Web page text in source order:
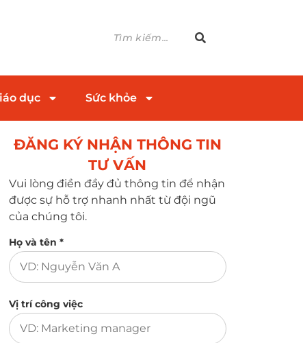
dục Sức khỏe
ĐĂNG KÝ NHẬN THÔNG TIN
TƯ VẤN​
Vui lòng điền đầy đủ thông tin để nhận
được sự hỗ trợ nhanh nhất từ đội ngũ
của chúng tôi.
Họ và tên *
Vị trí công việc